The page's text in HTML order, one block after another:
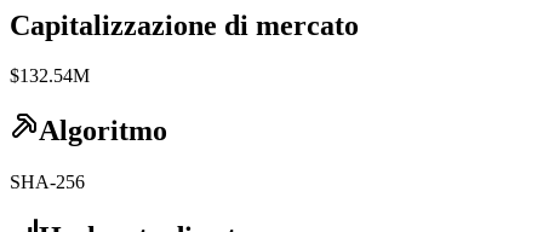
Capitalizzazione di mercato
$132.54M
Algoritmo
SHA-256